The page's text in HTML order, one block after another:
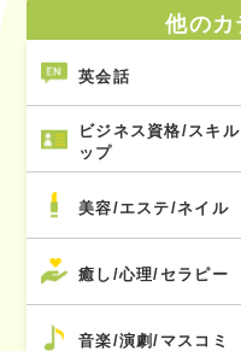
他のカ
英会話
ビジネス資格/スキ
ップ
美容/エステ/ネイル
癒し/心理/セラピー
音楽/演劇/マスコミ